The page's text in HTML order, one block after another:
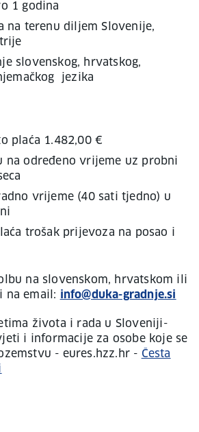
1 godina
na terenu diljem Slovenije,
slovenskog, hrvatskog,
jezika
plaća 1.482,00 €
na određeno vrijeme uz probni
vrijeme (40 sati tjedno) u
trošak prijevoza na posao i
na slovenskom, hrvatskom ili
na email: info@duka-gradnje.si
života i rada u Sloveniji-
i informacije za osobe koje se
- eures.hzz.hr - Česta